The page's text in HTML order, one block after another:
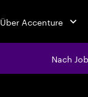
Über Accenture
Nach